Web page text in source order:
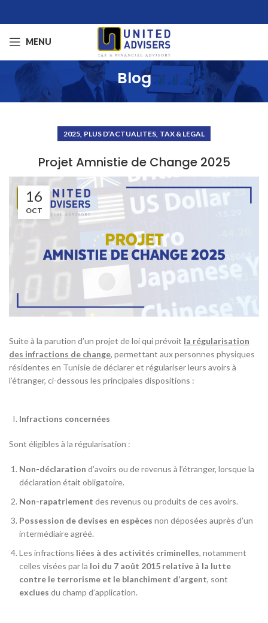
MENU
Blog
2025, PLUS D’ACTUALITES, TAX & LEGAL
Projet Amnistie de Change 2025
16
OCT
Suite à la parution d’un projet de loi qui prévoit la régularisation
des infractions de change, permettant aux personnes physiques
résidentes en Tunisie de déclarer et régulariser leurs avoirs à
l’étranger, ci-dessous les principales dispositions :
Infractions concernées
Sont éligibles à la régularisation :
Non-déclaration d’avoirs ou de revenus à l’étranger, lorsque la
déclaration était obligatoire.
Non-rapatriement des revenus ou produits de ces avoirs.
Possession de devises en espèces non déposées auprès d’un
intermédiaire agréé.
Les infractions liées à des activités criminelles, notamment
celles visées par la loi du 7 août 2015 relative à la lutte
contre le terrorisme et le blanchiment d’argent, sont
exclues du champ d’application.